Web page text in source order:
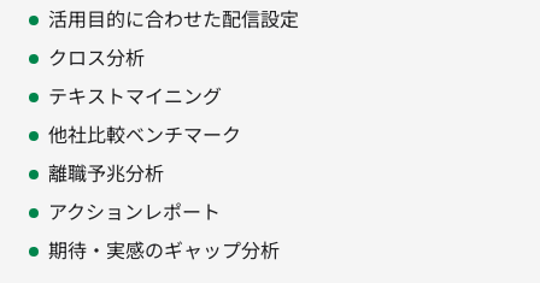
活用目的に合わせた配信設定
クロス分析
テキストマイニング
他社比較ベンチマーク
離職予兆分析
アクションレポート
期待・実感のギャップ分析